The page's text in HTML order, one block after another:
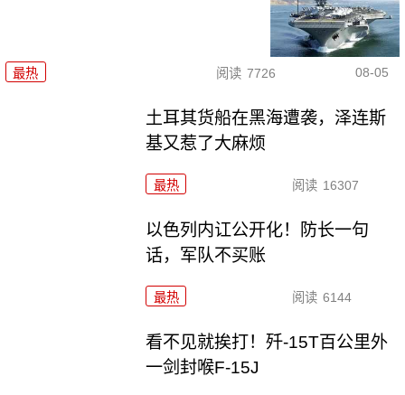
最热 阅读 7726 08-05
土耳其货船在黑海遭袭，泽连斯
基又惹了大麻烦
最热 阅读 16307
以色列内讧公开化！防长一句
话，军队不买账
最热 阅读 6144
看不见就挨打！歼-15T百公里外
一剑封喉F-15J